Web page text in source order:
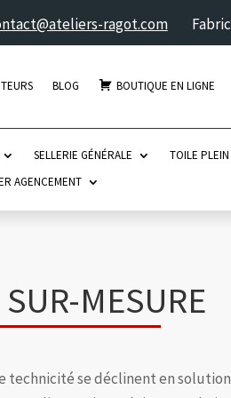
ragot.com
BLOG BOUTIQUE EN LIGNE
SELLERIE GÉNÉRALE TOILE PLEIN
AGENCEMENT
MESURE
technicité se déclinent en